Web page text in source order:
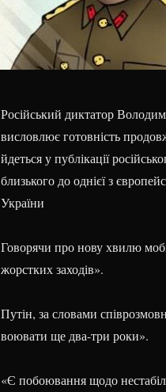
Російський диктатор
висловлює готовність
йдеться у публікації
близького до однієї з
України
Говорячи про нову хвилю
жорстких заходів».
Путін, за словами
воювати ще два-три роки».
«Є побоювання щодо